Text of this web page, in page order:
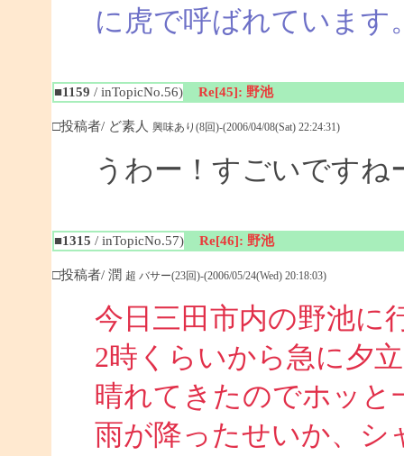
に虎で呼ばれています
■1159 / inTopicNo.56) Re[45]: 野池
□投稿者/ ど素人 興味あり(8回)-(2006/04/08(Sat) 22:24:31)
うわー！すごいですね
■1315 / inTopicNo.57) Re[46]: 野池
□投稿者/ 潤 超 バサー(23回)-(2006/05/24(Wed) 20:18:03)
今日三田市内の野池に
2時くらいから急に夕
晴れてきたのでホッと
雨が降ったせいか、シ